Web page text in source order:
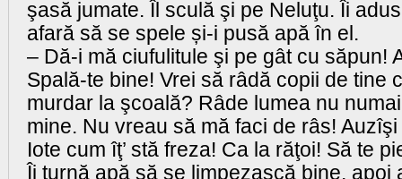
şasă jumate. Îl sculă şi pe Neluţu. Îi
afară să se spele și-i pusă apă în el.
– Dă-i mă ciufulitule şi pe gât cu săpun!
Spală-te bine! Vrei să râdă copii de tine
murdar la şcoală? Râde lumea nu
mine. Nu vreau să mă faci de râs!
Iote cum îţ’ stă freza! Ca la răţoi! Să te
Îi turnă apă să se limpezască bine, apoi